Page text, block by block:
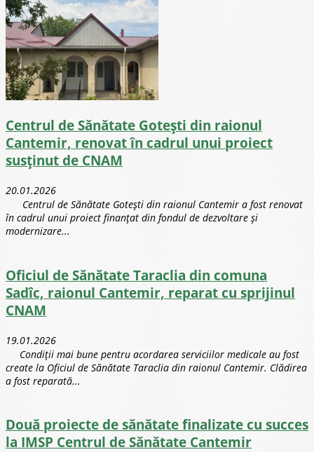
Centrul de Sănătate Gotești din raionul
Cantemir, renovat în cadrul unui proiect
susținut de CNAM
20.01.2026
Centrul de Sănătate Gotești din raionul Cantemir a fost renovat
în cadrul unui proiect finanțat din fondul de dezvoltare și
modernizare...
Oficiul de Sănătate Taraclia din comuna
Sadîc, raionul Cantemir, reparat cu sprijinul
CNAM
19.01.2026
Condiții mai bune pentru acordarea serviciilor medicale au fost
create la Oficiul de Sănătate Taraclia din raionul Cantemir. Clădirea
a fost reparată...
Două proiecte de sănătate finalizate cu succes
la IMSP Centrul de Sănătate Cantemir